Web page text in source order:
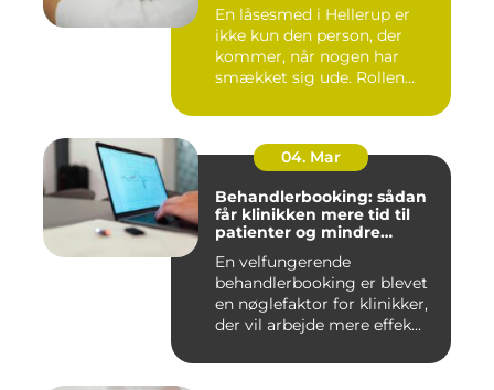
En låsesmed i Hellerup er
ikke kun den person, der
kommer, når nogen har
smækket sig ude. Rollen
04. Mar
Behandlerbooking: sådan
får klinikken mere tid til
patienter og mindre
En velfungerende
behandlerbooking er blevet
en nøglefaktor for klinikker,
der vil arbejde mere effek...